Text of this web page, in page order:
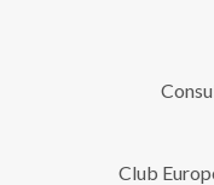
Club